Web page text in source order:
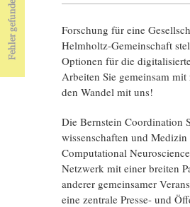
Forschung für eine
Helmholtz-Gemein­schaft
Optionen für die
Arbeiten Sie gemein­sam
den Wandel mit uns!
Die Bernstein Coordination
wissenschaften und
Computational
Netzwerk mit einer breiten
anderer gemeinsamer
eine zentrale Presse- und